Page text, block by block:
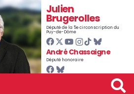
Julien
Brugerolles
Député de la 5e circonscription du
Puy-de-Dôme
André Chassaigne
Député honoraire